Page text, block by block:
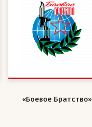
«Боевое Братство»